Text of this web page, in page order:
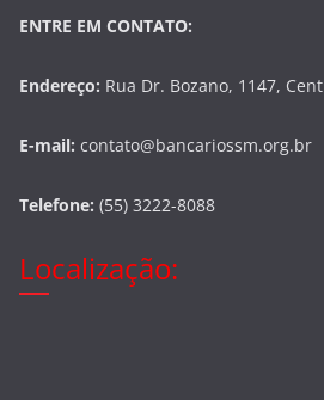
ENTRE EM CONTATO:
Endereço: Rua Dr. Bozano, 1147,
E-mail: contato@bancariossm.org.br
Telefone: (55) 3222-8088
Localização: